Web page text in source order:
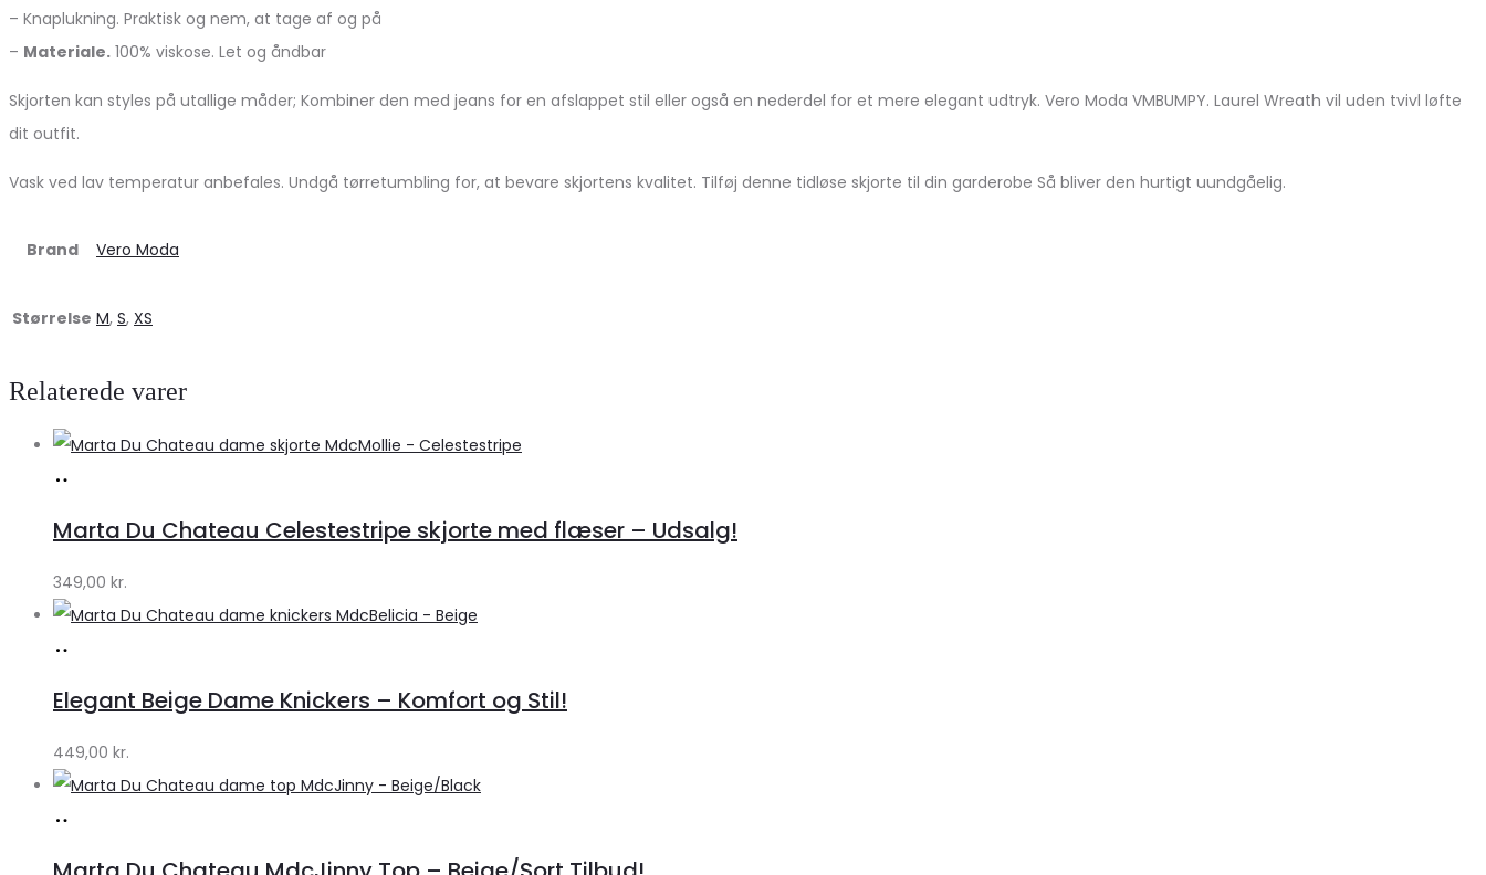
– Knaplukning. Praktisk og nem, at tage af og på
– Materiale. 100% viskose. Let og åndbar
Skjorten kan styles på utallige måder; Kombiner den med jeans for en afslappet stil eller også en nederdel for et mere elegant udtryk. Vero Moda VMBUMPY. Laurel Wreath vil uden tvivl løfte
dit outfit.
Vask ved lav temperatur anbefales. Undgå tørretumbling for, at bevare skjortens kvalitet. Tilføj denne tidløse skjorte til din garderobe Så bliver den hurtigt uundgåelig.
Brand Vero Moda
Størrelse M, S, XS
Relaterede varer
Klædeskabet.dk
Marta Du Chateau Celestestripe skjorte med flæser – Udsalg!
349,00 kr.
Klædeskabet.dk
Elegant Beige Dame Knickers – Komfort og Stil!
449,00 kr.